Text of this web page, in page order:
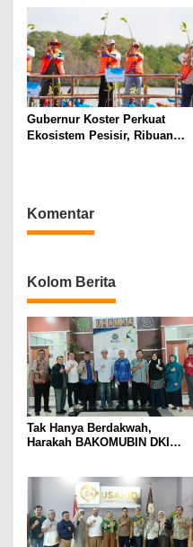
Kolaborasi Open Turnamen
Tenis Meja
Gubernur Koster Perkuat
Ekosistem Pesisir, Ribuan
Komentar
Kolom Berita
Tak Hanya Berdakwah,
Harakah BAKOMUBIN DKI
Bersama LKLH FH UHAMKA